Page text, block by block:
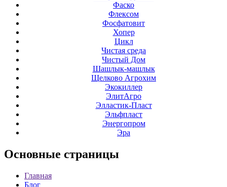
Фаско
Флексом
Фосфатовит
Хопер
Цикл
Чистая среда
Чистый Дом
Шашлык-машлык
Щелково Агрохим
Экокиллер
ЭлитАгро
Элластик-Пласт
Эльфпласт
Энергопром
Эра
Основные страницы
Главная
Блог